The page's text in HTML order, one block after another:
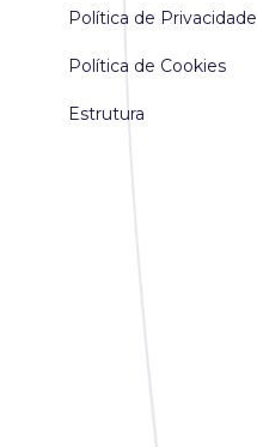
Política de Privacidade
Política de Cookies
Estrutura